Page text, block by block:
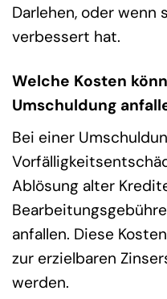
Darlehen, oder wenn
verbessert hat.
Welche Kosten
Umschuldung
Bei einer
Ablösung alter
anfallen. Diese
zur erzielbaren
werden.